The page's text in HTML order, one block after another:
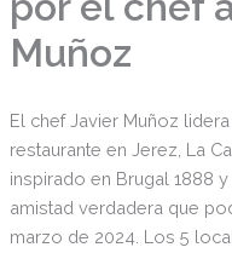
Muñoz
El chef Javier Muñoz
restaurante en Jerez, La
inspirado en Brugal 1888
amistad verdadera que
marzo de 2024. Los 5